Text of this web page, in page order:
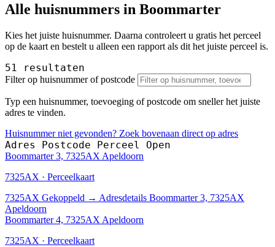
Alle huisnummers in Boommarter
Kies het juiste huisnummer. Daarna controleert u gratis het perceel
op de kaart en bestelt u alleen een rapport als dit het juiste perceel is.
51 resultaten
Filter op huisnummer of postcode
Typ een huisnummer, toevoeging of postcode om sneller het juiste
adres te vinden.
Huisnummer niet gevonden? Zoek bovenaan direct op adres
Adres Postcode Perceel Open
Boommarter 3, 7325AX Apeldoorn
7325AX · Perceelkaart
7325AX Gekoppeld → Adresdetails Boommarter 3, 7325AX
Apeldoorn
Boommarter 4, 7325AX Apeldoorn
7325AX · Perceelkaart